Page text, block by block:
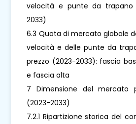
velocità e punte da
2033)
6.3 Quota di mercato globale
velocità e delle punte da
prezzo (2023-2033): fascia
e fascia alta
7 Dimensione del mercato
(2023-2033)
7.2.1 Ripartizione storica del